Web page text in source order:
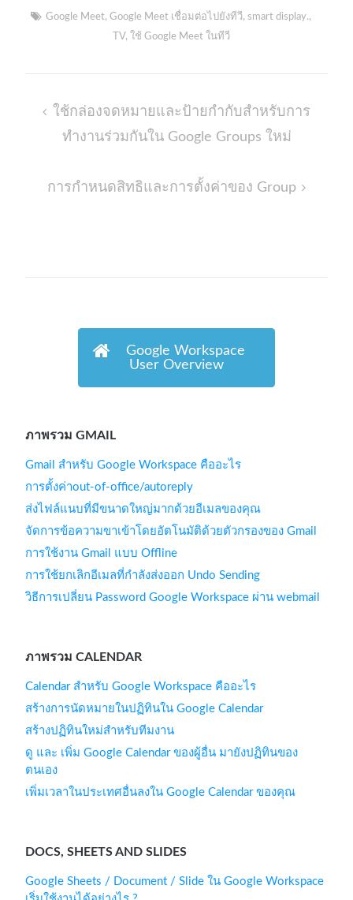
Google Meet,Google Meet เชื่อมต่อไปยังทีวี, smart display.,
TV, ใช้ Google Meet ในทีวี
Post
navigation
ใช้กล่องจดหมายและป้ายกำกับสำหรับการ
ทำงานร่วมกันใน Google Groups ใหม่
การกำหนดสิทธิและการตั้งค่าของ Group
Google Workspace
User Overview
ภาพรวม GMAIL
Gmail สำหรับ Google Workspace คืออะไร
การตั้งค่าout-of-office/autoreply
ส่งไฟล์แนบที่มีขนาดใหญ่มากด้วยอีเมลของคุณ
จัดการข้อความขาเข้าโดยอัตโนมัติด้วยตัวกรองของ Gmail
การใช้งาน Gmail แบบ Offline
การใช้ยกเลิกอีเมลที่กำลังส่งออก Undo Sending
วิธีการเปลี่ยน Password Google Workspace ผ่าน webmail
ภาพรวม CALENDAR
Calendar สำหรับ Google Workspace คืออะไร
สร้างการนัดหมายในปฏิทินใน Google Calendar
สร้างปฏิทินใหม่สำหรับทีมงาน
ดู และ เพิ่ม Google Calendar ของผู้อื่น มายังปฏิทินของ
ตนเอง
เพิ่มเวลาในประเทศอื่นลงใน Google Calendar ของคุณ
DOCS, SHEETS AND SLIDES
Google Sheets / Document / Slide ใน Google Workspace